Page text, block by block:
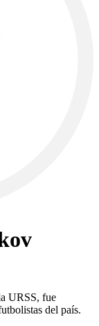
URSS, fue
del país.